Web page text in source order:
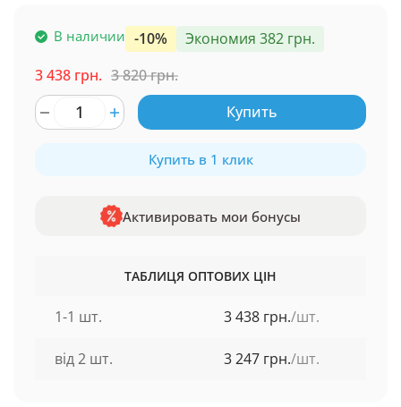
В наличии -10%
Экономия 382 грн.
3 438 грн. 3 820 грн.
Купить
Купить в 1 клик
Активировать мои бонусы
ТАБЛИЦЯ ОПТОВИХ ЦІН
1-1 шт. 3 438 грн./шт.
від 2 шт. 3 247 грн./шт.